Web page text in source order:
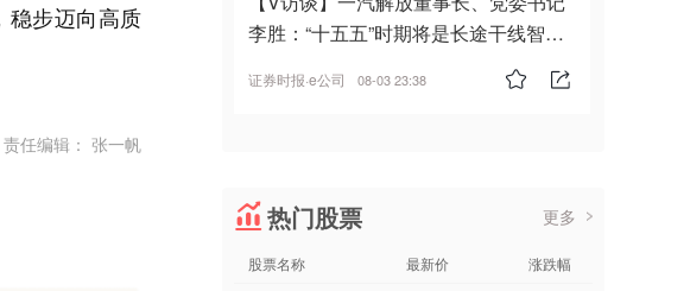
稳步迈向高质
责任编辑： 张一帆
李胜：“十五五”时期将是长途干线智能
证券时报·e公司 08-03 23:38
热门股票 更多
股票名称 最新价 涨跌幅